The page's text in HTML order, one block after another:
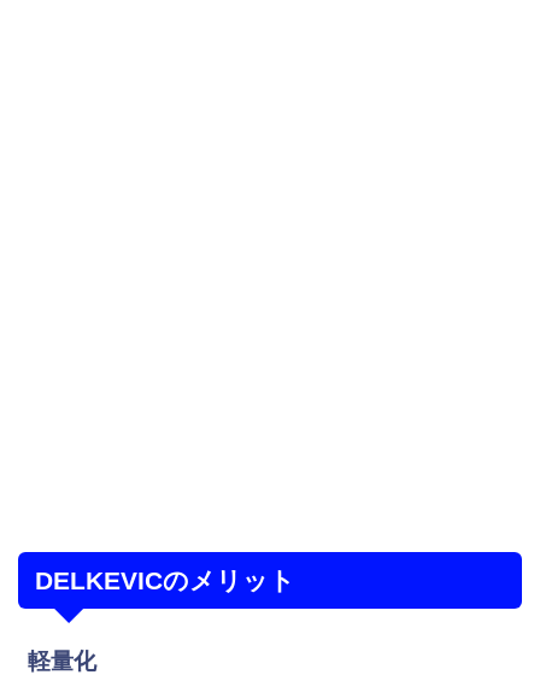
DELKEVICのメリット
軽量化